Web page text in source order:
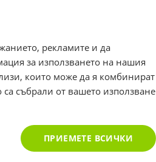
рекламите и да
за използването на нашия
които може да я комбинират
събрали от вашето използване
ПРИЕМЕТЕ ВСИЧКИ